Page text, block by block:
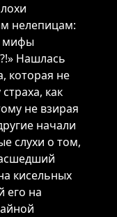
нелепицам:
мифы
Нашлась
которая не
как
не взирая
начали
слухи о том,
кисельных
его на